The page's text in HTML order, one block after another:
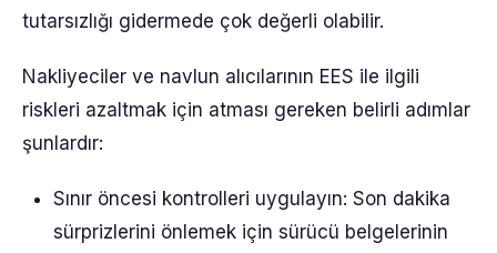
tutarsızlığı gidermede çok değerli olabilir.
Nakliyeciler ve navlun alıcılarının EES ile ilgili
riskleri azaltmak için atması gereken belirli adımlar
şunlardır:
Sınır öncesi kontrolleri uygulayın: Son dakika
sürprizlerini önlemek için sürücü belgelerinin